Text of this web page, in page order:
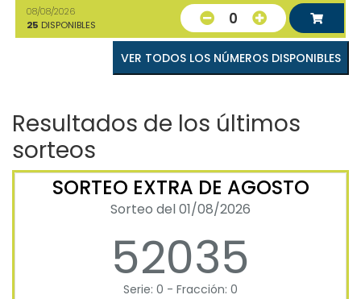
08/08/2026
25 DISPONIBLES 0
VER TODOS LOS NÚMEROS DISPONIBLES
Resultados de los últimos
sorteos
SORTEO EXTRA DE AGOSTO
Sorteo del 01/08/2026
52035
Serie: 0 - Fracción: 0